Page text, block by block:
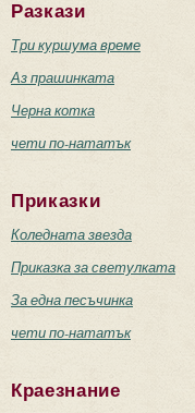
Разкази
Три куршума време
Аз прашинката
Черна котка
чети по-нататък
Приказки
Коледната звезда
Приказка за светулката
За една песъчинка
чети по-нататък
Краезнание